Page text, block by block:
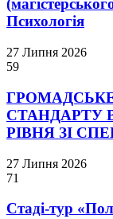
Психологія
27 Липня 2026
59
СТАНДАРТУ
РІВНЯ ЗІ
27 Липня 2026
71
Стаді-тур